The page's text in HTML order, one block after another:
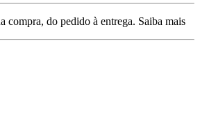
compra, do pedido à entrega. Saiba mais